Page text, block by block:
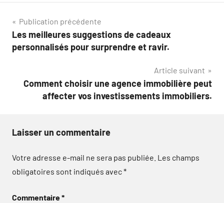
Navigation
de
Publication précédente
Les meilleures suggestions de cadeaux
personnalisés pour surprendre et ravir.
Article suivant
Comment choisir une agence immobilière peut
affecter vos investissements immobiliers.
Laisser un commentaire
Votre adresse e-mail ne sera pas publiée. Les champs
obligatoires sont indiqués avec*
Commentaire*